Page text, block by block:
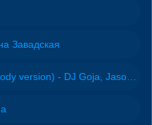
Завадская